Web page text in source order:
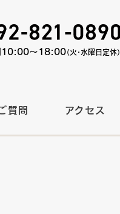
10:00〜18:00（火・水曜日定休）
質問 アクセス